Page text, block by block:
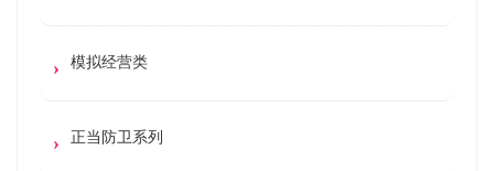
模拟经营类
正当防卫系列